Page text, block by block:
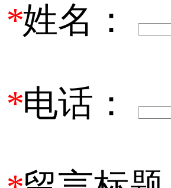
*姓名：
*电话：